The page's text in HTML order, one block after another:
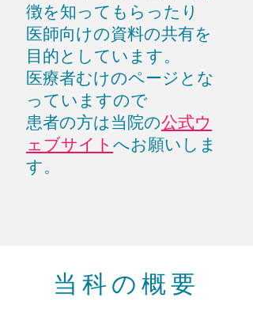
徴を知ってもらったり
医師向けの資料の共有を
目的としています。​
医療者むけのページとな
っていますので
​患者の方は当院の公式ウ
ェブサイト へお願いしま
す。
​当科の概要